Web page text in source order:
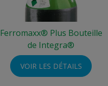
Ferromaxx® Plus Bouteille
de Integra®
VOIR LES DÉTAILS